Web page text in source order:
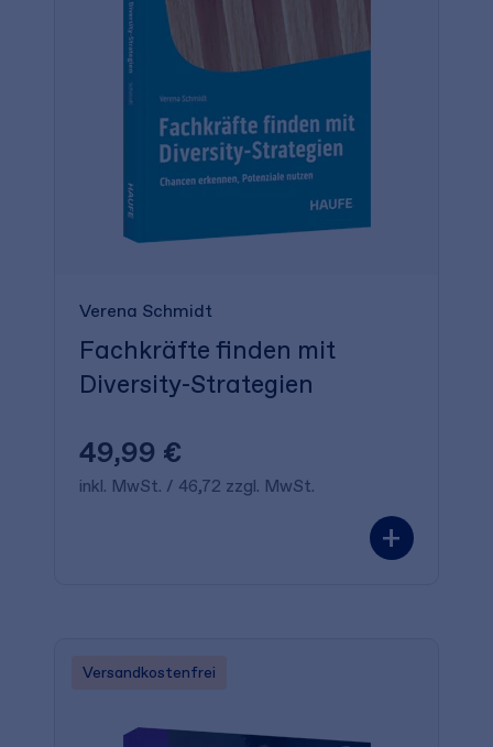
Verena Schmidt
Fachkräfte finden mit
Diversity-Strategien
49,99 €
inkl. MwSt. / 46,72 zzgl. MwSt.
+
Versandkostenfrei